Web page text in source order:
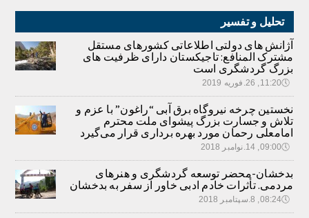
تحلیل و تفسیر
آژانش های دولتی اطلاعاتی کشورهای مستقل
مشترک المنافع: تاجیکستان دارای ظرفیت های
بزرگ گردشگری است
🕔11:20, 26.فوریه 2019
نخستین چرخه نیروگاه برق آبی “راغون” با عزم و
تلاش و جسارت بزرگ پیشوای ملت محترم
امامعلی رحمان مورد بهره برداری قرار می‌گیرد
🕔09:00, 14.نوامبر 2018
بدخشان-محضر توسعه گردشگری و هنرهای
مردمی. تأثرات خادم ادبی خاور از سفر به بدخشان
🕔08:24, 8.سپتامبر 2018